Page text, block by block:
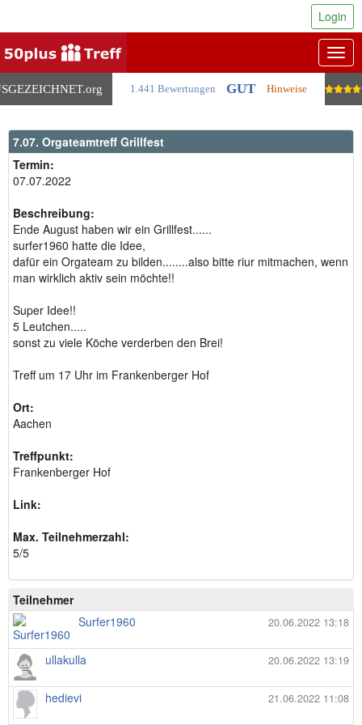
.org 1.441 Bewertungen GUT Hinweise
Login
7.07. Orgateamtreff Grillfest
Termin:
07.07.2022
Beschreibung:
Ende August haben wir ein Grillfest......
surfer1960 hatte die Idee,
dafür ein Orgateam zu bilden........also bitte riur mitmachen, wenn
man wirklich aktiv sein möchte!!
Super Idee!!
5 Leutchen.....
sonst zu viele Köche verderben den Brei!
Treff um 17 Uhr im Frankenberger Hof
Ort:
Aachen
Treffpunkt:
Frankenberger Hof
Link:
Max. Teilnehmerzahl:
5/5
Teilnehmer
20.06.2022 13:18
Surfer1960
20.06.2022 13:19
ullakulla
21.06.2022 11:08
hedievi